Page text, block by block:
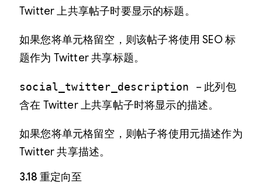
Twitter 上共享帖子时要显示的标题。
如果您将单元格留空，则该帖子将使用 SEO 标
题作为 Twitter 共享标题。
social_twitter_description – 此列包
含在 Twitter 上共享帖子时将显示的描述。
如果您将单元格留空，则帖子将使用元描述作为
Twitter 共享描述。
3.18 重定向至